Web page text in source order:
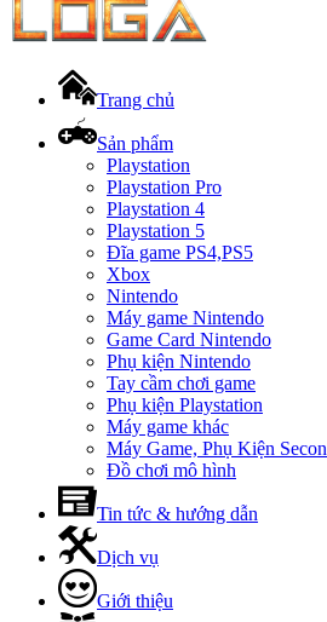
Trang chủ
Sản phẩm
Playstation
Playstation Pro
Playstation 4
Playstation 5
Đĩa game PS4,PS5
Xbox
Nintendo
Máy game Nintendo
Game Card Nintendo
Phụ kiện Nintendo
Tay cầm chơi game
Phụ kiện Playstation
Máy game khác
Máy Game, Phụ Kiện
Đồ chơi mô hình
Tin tức & hướng dẫn
Dịch vụ
Giới thiệu